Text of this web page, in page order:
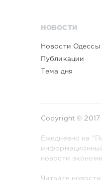
НОВОСТИ
Новости Одессы
Публикации
Тема дня
Copyright © 2017
Ежедневно на
новости
Читайте